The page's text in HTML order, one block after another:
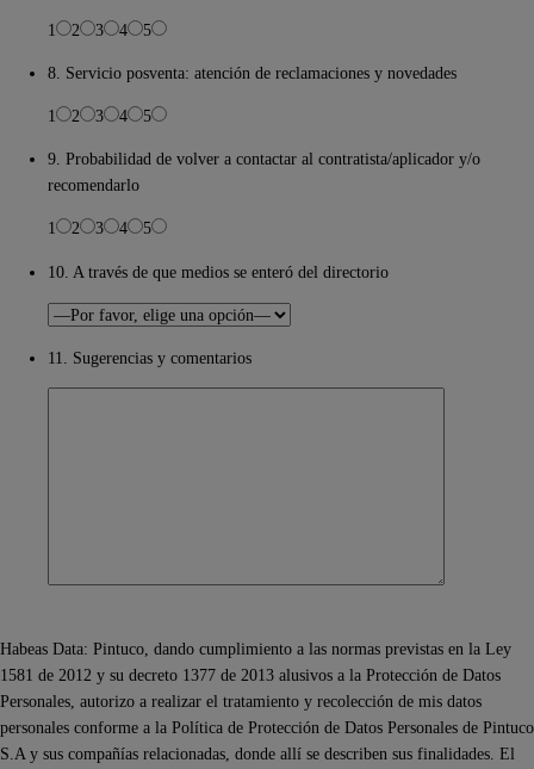
1 2 3 4 5
8. Servicio posventa: atención de reclamaciones y novedades
1 2 3 4 5
9. Probabilidad de volver a contactar al contratista/aplicador y/o
recomendarlo
1 2 3 4 5
10. A través de que medios se enteró del directorio
11. Sugerencias y comentarios
Habeas Data: Pintuco, dando cumplimiento a las normas previstas en la Ley
1581 de 2012 y su decreto 1377 de 2013 alusivos a la Protección de Datos
Personales, autorizo a realizar el tratamiento y recolección de mis datos
personales conforme a la Política de Protección de Datos Personales de Pintuco
S.A y sus compañías relacionadas, donde allí se describen sus finalidades. El